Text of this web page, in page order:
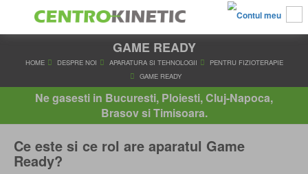
GAME READY
APARATURA SI TEHNOLOGII
GAME READY
Ne gasesti in Bucuresti, Ploiesti, Cluj-Napoca,
Brasov si Timisoara.
Ce este si ce rol are aparatul Game
Ready?